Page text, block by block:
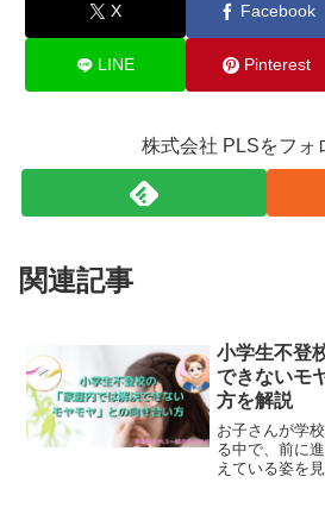
X Facebook
LINE Pinterest
株式会社 PLSをフォ
関連記事
小学生不登
できないモ
方を解説
お子さんが学
る中で、前に
えている姿を